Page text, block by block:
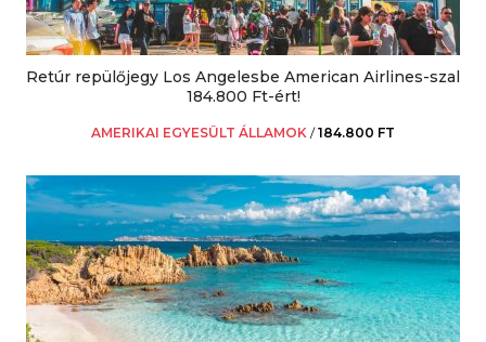
Retúr repülőjegy Los Angelesbe American Airlines-szal
184.800 Ft-ért!
AMERIKAI EGYESÜLT ÁLLAMOK /184.800 FT